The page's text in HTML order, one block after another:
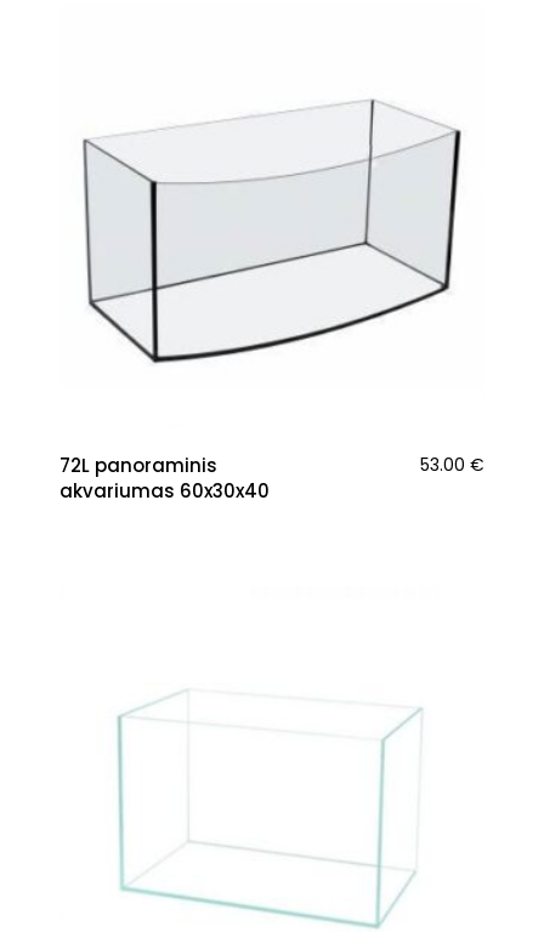
72L panoraminis
akvariumas 60x30x40
53.00 €